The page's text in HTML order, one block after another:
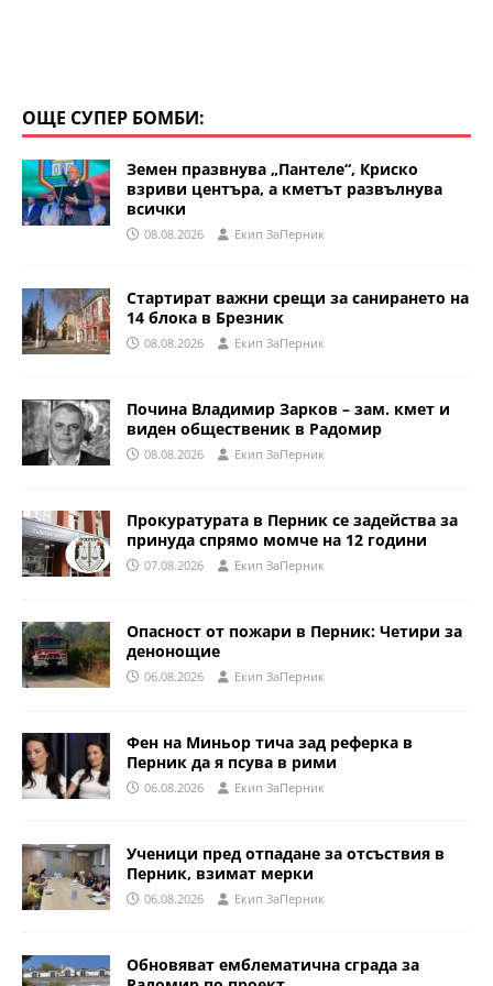
ОЩЕ СУПЕР БОМБИ:
Земен празвнува „Пантеле“, Криско
взриви центъра, а кметът развълнува
всички
08.08.2026 Eкип ЗаПерник
Стартират важни срещи за санирането на
14 блока в Брезник
08.08.2026 Eкип ЗаПерник
Почина Владимир Зарков – зам. кмет и
виден общественик в Радомир
08.08.2026 Eкип ЗаПерник
Прокуратурата в Перник се задейства за
принуда спрямо момче на 12 години
07.08.2026 Eкип ЗаПерник
Опасност от пожари в Перник: Четири за
денонощие
06.08.2026 Eкип ЗаПерник
Фен на Миньор тича зад реферка в
Перник да я псува в рими
06.08.2026 Eкип ЗаПерник
Ученици пред отпадане за отсъствия в
Перник, взимат мерки
06.08.2026 Eкип ЗаПерник
Обновяват емблематична сграда за